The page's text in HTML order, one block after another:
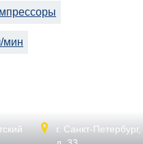
мин
г. Санкт-Петербург,